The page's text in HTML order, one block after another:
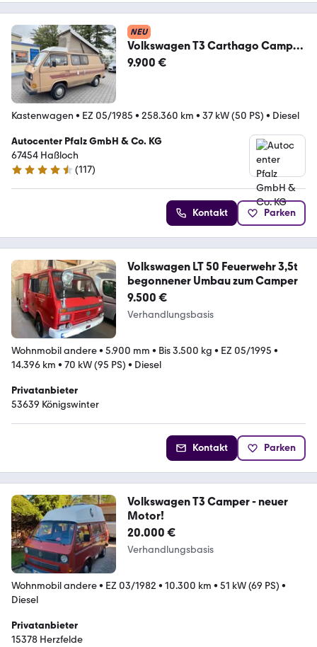
NEU
Volkswagen T3 Carthago Camper
Hubdach H-
9.900 €
Kastenwagen • EZ 05/1985 • 258.360 km • 37 kW (50 PS) • Diesel
Autocenter Pfalz GmbH & Co. KG
67454 Haßloch
4.3 Sterne
(117)
Kontakt Parken
Volkswagen LT 50 Feuerwehr 3,5t
begonnener Umbau zum Camper
9.500 €
Verhandlungsbasis
Wohnmobil andere• 5.900 mm • Bis 3.500 kg • EZ 05/1995 •
14.396 km • 70 kW (95 PS) • Diesel
Privatanbieter
53639 Königswinter
Kontakt Parken
Volkswagen T3 Camper - neuer
Motor!
20.000 €
Verhandlungsbasis
Wohnmobil andere• EZ 03/1982 • 10.300 km • 51 kW (69 PS) •
Diesel
Privatanbieter
15378 Herzfelde